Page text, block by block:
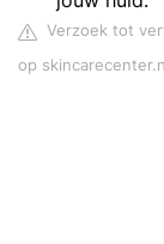
Verzoek tot
op